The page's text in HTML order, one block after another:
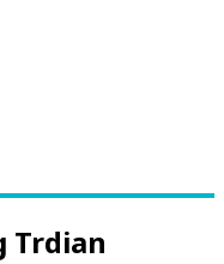
Trdian